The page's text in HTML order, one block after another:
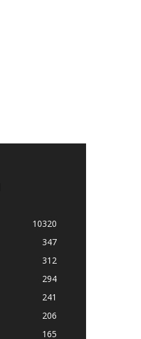
10320
347
312
294
241
206
165